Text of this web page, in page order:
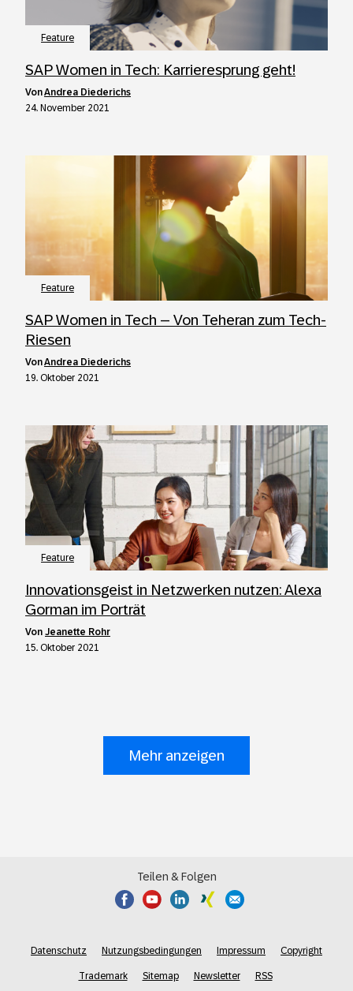
Feature
SAP Women in Tech: Karrieresprung geht!
vonAndrea Diederichs
24. November 2021
Feature
SAP Women in Tech – Von Teheran zum Tech-
Riesen
vonAndrea Diederichs
19. Oktober 2021
Feature
Innovationsgeist in Netzwerken nutzen: Alexa
Gorman im Porträt
von Jeanette Rohr
15. Oktober 2021
Mehr anzeigen
Teilen & Folgen
Datenschutz Nutzungsbedingungen Impressum Copyright
Trademark Sitemap Newsletter RSS